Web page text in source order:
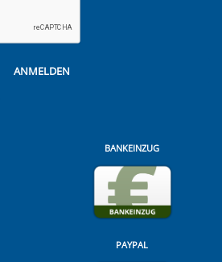
ANMELDEN
BANKEINZUG
PAYPAL